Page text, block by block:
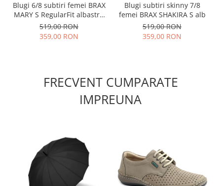
Blugi 6/8 subtiri femei BRAX
MARY S RegularFit albastru
inchis
519,00 RON
359,00 RON
Blugi subtiri skinny 7/8
femei BRAX SHAKIRA S alb
519,00 RON
359,00 RON
FRECVENT CUMPARATE
IMPREUNA